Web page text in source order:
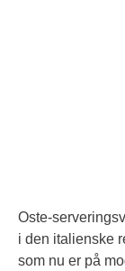
Oste-
i den italienske
som nu er på